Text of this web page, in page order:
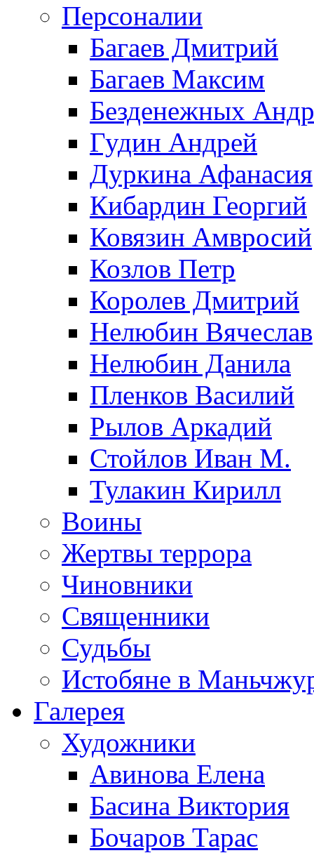
Персоналии
Багаев Дмитрий
Багаев Максим
Безденежных
Гудин Андрей
Дуркина Афанасия
Кибардин Георгий
Ковязин Амвросий
Козлов Петр
Королев Дмитрий
Нелюбин Вячеслав
Нелюбин Данила
Пленков Василий
Рылов Аркадий
Стойлов Иван М.
Тулакин Кирилл
Воины
Жертвы террора
Чиновники
Священники
Судьбы
Истобяне в
Галерея
Художники
Авинова Елена
Басина Виктория
Бочаров Тарас